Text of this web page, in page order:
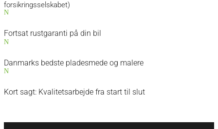
forsikringsselskabet)
N
Fortsat rustgaranti på din bil
N
Danmarks bedste pladesmede og malere
N
Kort sagt: Kvalitetsarbejde fra start til slut